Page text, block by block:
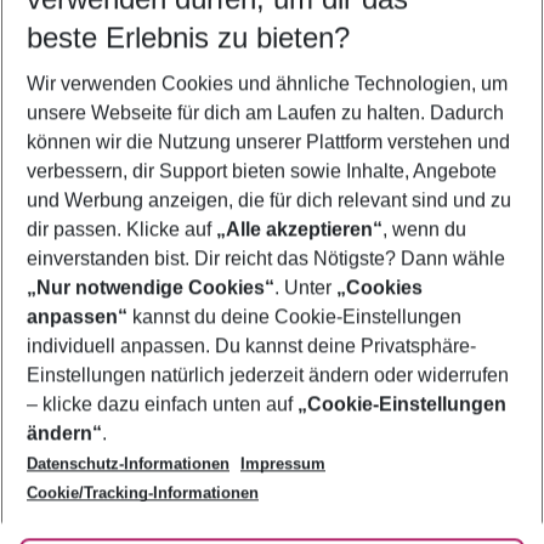
5-8 Nächte
2 Erwachsene Keine Kinder
Mehr Filter anzeigen
Footer
Footer navigation
Über uns
AGB
Bestpreisgarantie
Cookie-Einstellungen ändern
Cookie-Richtlinie
Agenturbetreuung
Barrierefreies Reisen
Folge uns
beste Erlebnis zu bieten?
Wir verwenden Cookies und ähnliche Technologien, um
unsere Webseite für dich am Laufen zu halten. Dadurch
können wir die Nutzung unserer Plattform verstehen und
verbessern, dir Support bieten sowie Inhalte, Angebote
und Werbung anzeigen, die für dich relevant sind und zu
dir passen. Klicke auf „Alle akzeptieren“, wenn du
einverstanden bist. Dir reicht das Nötigste? Dann wähle
„Nur notwendige Cookies“. Unter „Cookies
anpassen“ kannst du deine Cookie-Einstellungen
individuell anpassen. Du kannst deine Privatsphäre-
Einstellungen natürlich jederzeit ändern oder widerrufen
– klicke dazu einfach unten auf „Cookie-Einstellungen
ändern“.
Datenschutz-Informationen
Impressum
Cookie/Tracking-Informationen